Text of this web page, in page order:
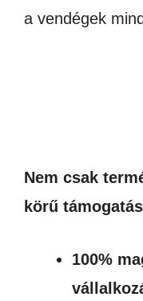
a vendégek
Nem csak
körű
100%